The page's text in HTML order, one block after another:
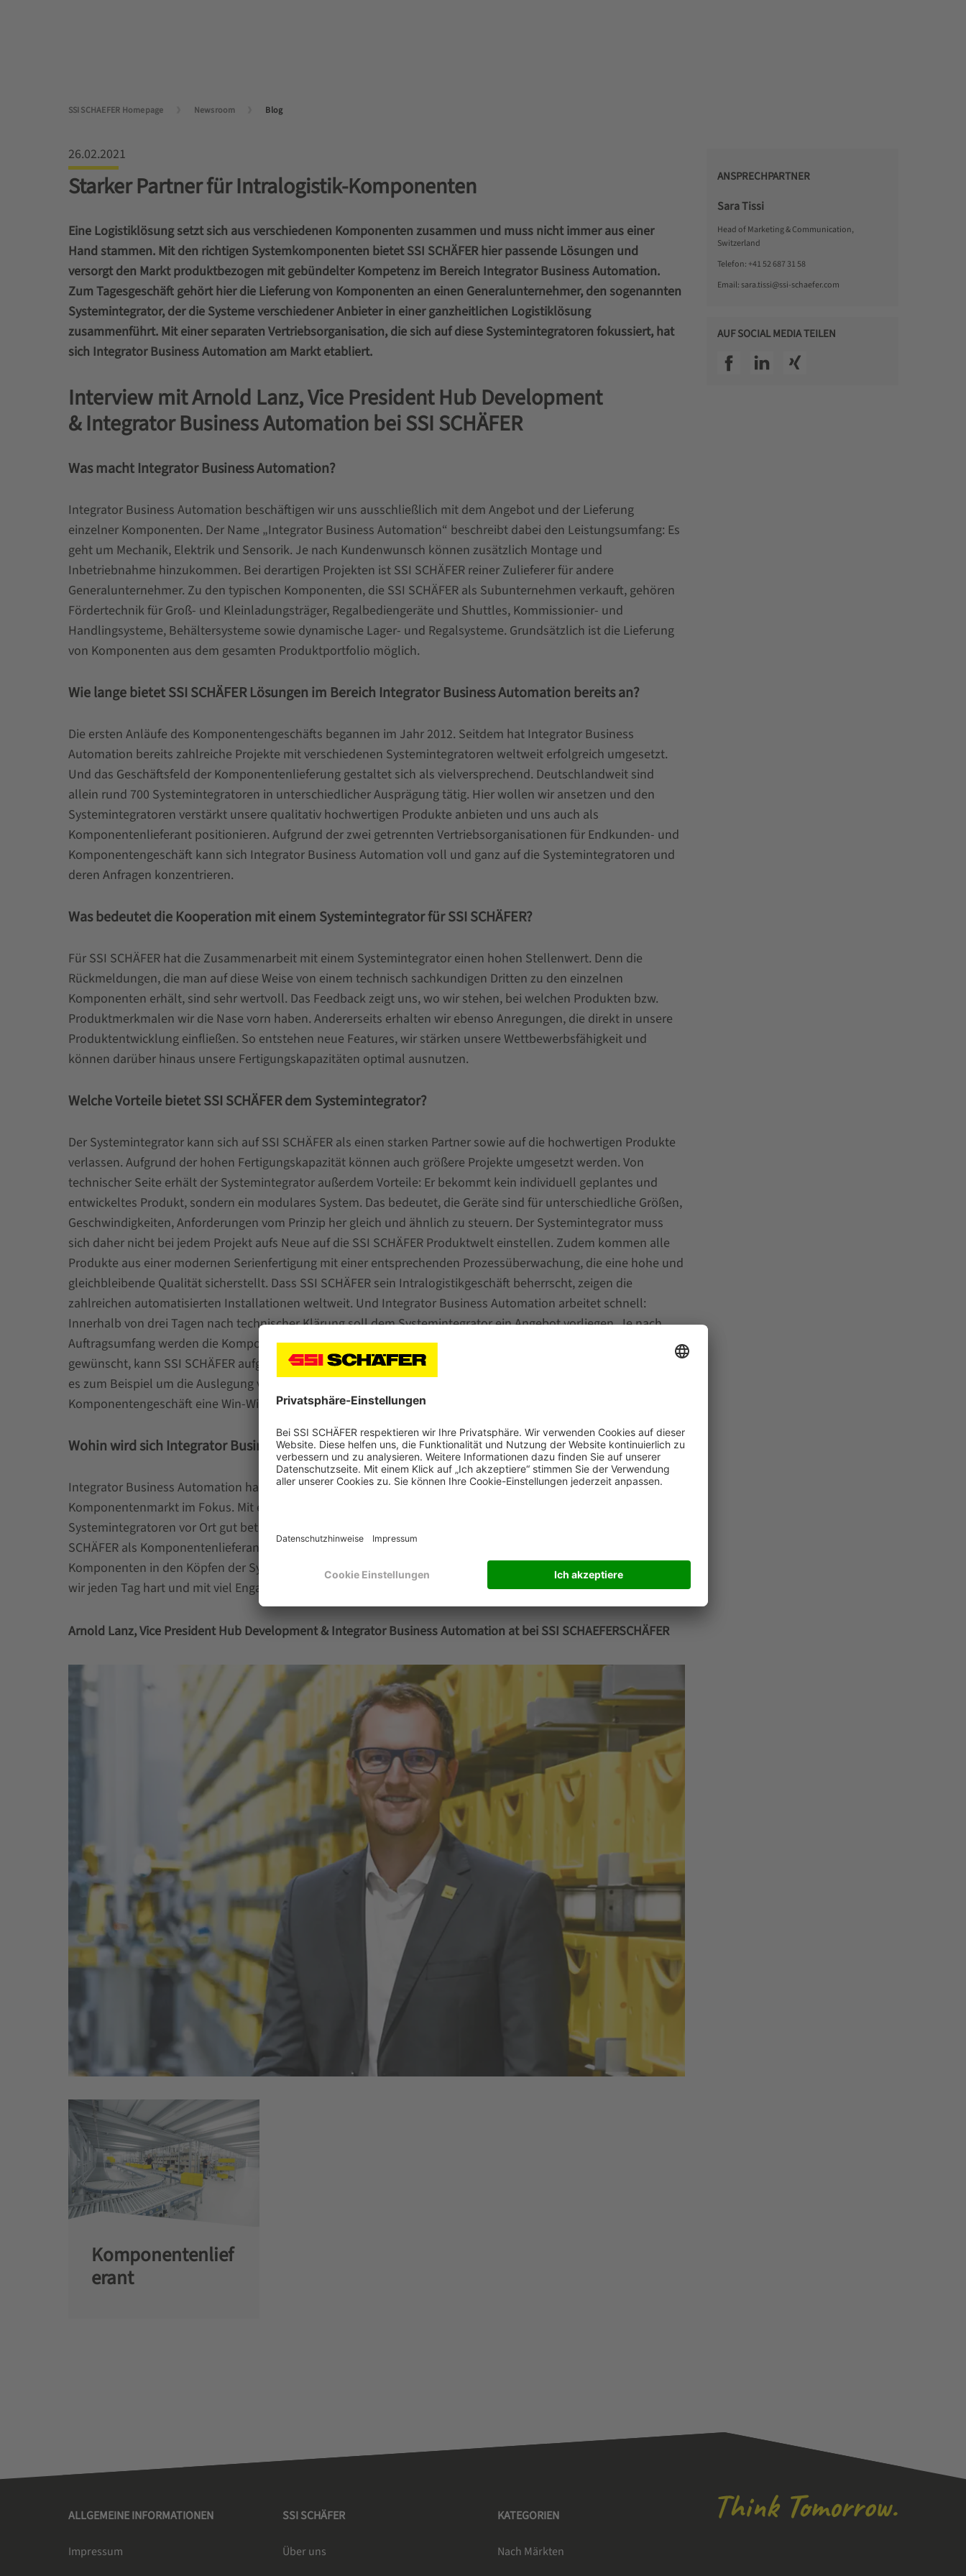
SSI SCHAEFER Homepage Newsroom Blog
26.02.2021
Starker Partner für Intralogistik-Komponenten
Eine Logistiklösung setzt sich aus verschiedenen Komponenten zusammen und muss nicht immer aus einer
Hand stammen. Mit den richtigen Systemkomponenten bietet SSI SCHÄFER hier passende Lösungen und
versorgt den Markt produktbezogen mit gebündelter Kompetenz im Bereich Integrator Business Automation.
Zum Tagesgeschäft gehört hier die Lieferung von Komponenten an einen Generalunternehmer, den sogenannten
Systemintegrator, der die Systeme verschiedener Anbieter in einer ganzheitlichen Logistiklösung
zusammenführt. Mit einer separaten Vertriebsorganisation, die sich auf diese Systemintegratoren fokussiert, hat
sich Integrator Business Automation am Markt etabliert.
Interview mit Arnold Lanz, Vice President Hub Development
& Integrator Business Automation bei SSI SCHÄFER
Was macht Integrator Business Automation?
Integrator Business Automation beschäftigen wir uns ausschließlich mit dem Angebot und der Lieferung
einzelner Komponenten. Der Name „Integrator Business Automation“ beschreibt dabei den Leistungsumfang: Es
geht um Mechanik, Elektrik und Sensorik. Je nach Kundenwunsch können zusätzlich Montage und
Inbetriebnahme hinzukommen. Bei derartigen Projekten ist SSI SCHÄFER reiner Zulieferer für andere
Generalunternehmer. Zu den typischen Komponenten, die SSI SCHÄFER als Subunternehmen verkauft, gehören
Fördertechnik für Groß- und Kleinladungsträger, Regalbediengeräte und Shuttles, Kommissionier- und
Handlingsysteme, Behältersysteme sowie dynamische Lager- und Regalsysteme. Grundsätzlich ist die Lieferung
von Komponenten aus dem gesamten Produktportfolio möglich.
Wie lange bietet SSI SCHÄFER Lösungen im Bereich Integrator Business Automation bereits an?
Die ersten Anläufe des Komponentengeschäfts begannen im Jahr 2012. Seitdem hat Integrator Business
Automation bereits zahlreiche Projekte mit verschiedenen Systemintegratoren weltweit erfolgreich umgesetzt.
Und das Geschäftsfeld der Komponentenlieferung gestaltet sich als vielversprechend. Deutschlandweit sind
allein rund 700 Systemintegratoren in unterschiedlicher Ausprägung tätig. Hier wollen wir ansetzen und den
Systemintegratoren verstärkt unsere qualitativ hochwertigen Produkte anbieten und uns auch als
Komponentenlieferant positionieren. Aufgrund der zwei getrennten Vertriebsorganisationen für Endkunden- und
Komponentengeschäft kann sich Integrator Business Automation voll und ganz auf die Systemintegratoren und
deren Anfragen konzentrieren.
Was bedeutet die Kooperation mit einem Systemintegrator für SSI SCHÄFER?
Für SSI SCHÄFER hat die Zusammenarbeit mit einem Systemintegrator einen hohen Stellenwert. Denn die
Rückmeldungen, die man auf diese Weise von einem technisch sachkundigen Dritten zu den einzelnen
Komponenten erhält, sind sehr wertvoll. Das Feedback zeigt uns, wo wir stehen, bei welchen Produkten bzw.
Produktmerkmalen wir die Nase vorn haben. Andererseits erhalten wir ebenso Anregungen, die direkt in unsere
Produktentwicklung einfließen. So entstehen neue Features, wir stärken unsere Wettbewerbsfähigkeit und
können darüber hinaus unsere Fertigungskapazitäten optimal ausnutzen.
Welche Vorteile bietet SSI SCHÄFER dem Systemintegrator?
Der Systemintegrator kann sich auf SSI SCHÄFER als einen starken Partner sowie auf die hochwertigen Produkte
verlassen. Aufgrund der hohen Fertigungskapazität können auch größere Projekte umgesetzt werden. Von
technischer Seite erhält der Systemintegrator außerdem Vorteile: Er bekommt kein individuell geplantes und
entwickeltes Produkt, sondern ein modulares System. Das bedeutet, die Geräte sind für unterschiedliche Größen,
Geschwindigkeiten, Anforderungen vom Prinzip her gleich und ähnlich zu steuern. Der Systemintegrator muss
sich daher nicht bei jedem Projekt aufs Neue auf die SSI SCHÄFER Produktwelt einstellen. Zudem kommen alle
Produkte aus einer modernen Serienfertigung mit einer entsprechenden Prozessüberwachung, die eine hohe und
gleichbleibende Qualität sicherstellt. Dass SSI SCHÄFER sein Intralogistikgeschäft beherrscht, zeigen die
zahlreichen automatisierten Installationen weltweit. Und Integrator Business Automation arbeitet schnell:
Innerhalb von drei Tagen nach technischer Klärung soll dem Systemintegrator ein Angebot vorliegen. Je nach
Auftragsumfang werden die Komponenten innerhalb von zwölf Wochen vom Werk ausgeliefert. Sofern
gewünscht, kann SSI SCHÄFER aufgrund seiner umfassenden Erfahrung auch bei der Planung unterstützen, wenn
es zum Beispiel um die Auslegung von Arbeitsplätzen oder Optimierungen im Layout geht. Und so stellt das
Komponentengeschäft eine Win-Win-Situation dar.
Wohin wird sich Integrator Business Automation entwickeln? Was sind die Ziele?
Integrator Business Automation hat sich als erfolgreiches Geschäftsfeld etabliert und hat den weltweiten
Komponentenmarkt im Fokus. Mit etwa 70 SSI SCHÄFER Gesellschaften rund um den Globus können die
Systemintegratoren vor Ort gut betreut werden. Weiterhin wird das Ziel verfolgt, die Bekanntheit von SSI
SCHÄFER als Komponentenlieferant für Intralogistik zu steigern. Wenn SSI SCHÄFER sich auch als Top of Mind für
Komponenten in den Köpfen der Systemintegratoren verankert hat, dann haben wir es geschafft. Dafür arbeiten
wir jeden Tag hart und mit viel Engagement.
Arnold Lanz, Vice President Hub Development & Integrator Business Automation at bei SSI SCHAEFERSCHÄFER
Komponentenlief
erant
ANSPRECHPARTNER
Sara Tissi
Head of Marketing & Communication,
Switzerland
Telefon: +41 52 687 31 58
Email: sara.tissi@ssi-schaefer.com
AUF SOCIAL MEDIA TEILEN
SSI facebook
SSI linkedin
SSI xing
ALLGEMEINE INFORMATIONEN
Impressum
SSI SCHÄFER
Über uns
KATEGORIEN
Nach Märkten